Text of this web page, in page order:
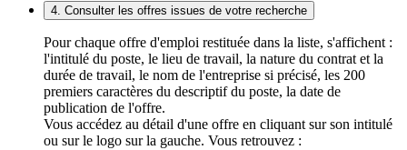
4. Consulter les offres issues de votre recherche
Pour chaque offre d'emploi restituée dans la liste, s'affichent :
l'intitulé du poste, le lieu de travail, la nature du contrat et la
durée de travail, le nom de l'entreprise si précisé, les 200
premiers caractères du descriptif du poste, la date de
publication de l'offre.
Vous accédez au détail d'une offre en cliquant sur son intitulé
ou sur le logo sur la gauche. Vous retrouvez :